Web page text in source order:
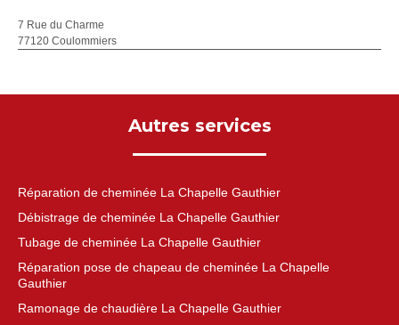
7 Rue du Charme
77120 Coulommiers
Autres services
Réparation de cheminée La Chapelle Gauthier
Débistrage de cheminée La Chapelle Gauthier
Tubage de cheminée La Chapelle Gauthier
Réparation pose de chapeau de cheminée La Chapelle
Gauthier
Ramonage de chaudière La Chapelle Gauthier